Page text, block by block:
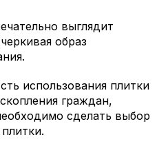
выглядит
образ
использования плитки
граждан,
сделать выбор